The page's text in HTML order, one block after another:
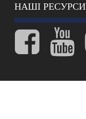
НАШІ РЕСУРСИ